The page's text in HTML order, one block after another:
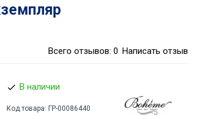
Всего отзывов: 0 Написать отзыв
В наличии
Код товара: ГР-00086440